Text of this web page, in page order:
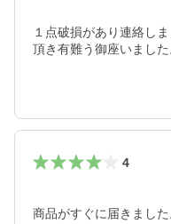
１点破損があり連絡し
頂き有難う御座いました
4
商品がすぐに届きまし